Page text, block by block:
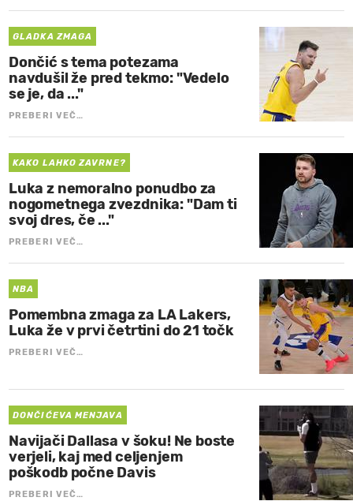
GLADKA ZMAGA
Dončić s tema potezama
navdušil že pred tekmo: "Vedelo
se je, da ..."
PREBERI VEČ…
KAKO LAHKO ZAVRNE?
Luka z nemoralno ponudbo za
nogometnega zvezdnika: "Dam ti
svoj dres, če ..."
PREBERI VEČ…
NBA
Pomembna zmaga za LA Lakers,
Luka že v prvi četrtini do 21 točk
PREBERI VEČ…
DONČIĆEVA MENJAVA
Navijači Dallasa v šoku! Ne boste
verjeli, kaj med celjenjem
poškodb počne Davis
PREBERI VEČ…